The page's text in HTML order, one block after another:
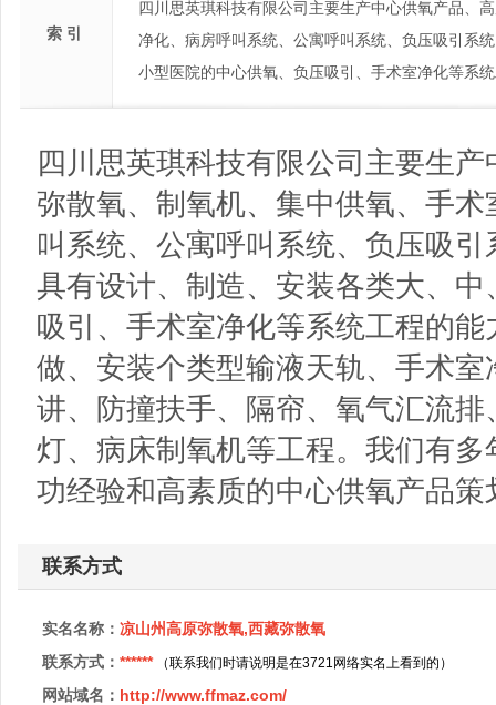
索 引
四川思英琪科技有限公司主要生产中心供氧产品、
净化、病房呼叫系统、公寓呼叫系统、负压吸引系
小型医院的中心供氧、负压吸引、手术室净化等系
四川思英琪科技有限公司主要生
弥散氧、制氧机、集中供氧、手
叫系统、公寓呼叫系统、负压吸
具有设计、制造、安装各类大、
吸引、手术室净化等系统工程的
做、安装个类型输液天轨、手术
讲、防撞扶手、隔帘、氧气汇流
灯、病床制氧机等工程。我们有
功经验和高素质的中心供氧产品策
联系方式
实名名称： 凉山州高原弥散氧,西藏弥散氧
联系方式： ******（联系我们时请说明是在3721网络实名上看到的）
网站域名： http://www.ffmaz.com/